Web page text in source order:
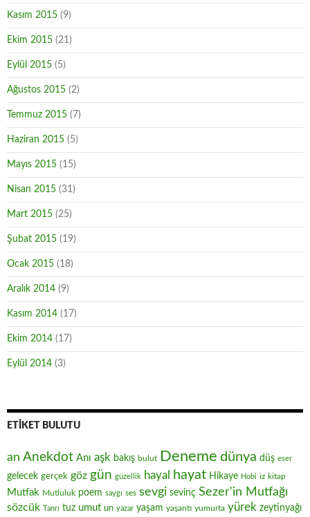
Kasım 2015 (9)
Ekim 2015 (21)
Eylül 2015 (5)
Ağustos 2015 (2)
Temmuz 2015 (7)
Haziran 2015 (5)
Mayıs 2015 (15)
Nisan 2015 (31)
Mart 2015 (25)
Şubat 2015 (19)
Ocak 2015 (18)
Aralık 2014 (9)
Kasım 2014 (17)
Ekim 2014 (17)
Eylül 2014 (3)
ETIKET BULUTU
an Anekdot Anı aşk bakış bulut Deneme dünya düş eser
gelecek gerçek göz gün güzellik hayal hayat Hikaye Hobi iz kitap
Mutfak Mutluluk poem saygı ses sevgi sevinç Sezer'in Mutfağı
sözcük Tanrı tuz umut un yazar yaşam yaşantı yumurta yürek zeytinyağı